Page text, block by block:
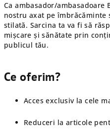
Ca ambasador/ambasadoare
nostru axat pe
stilată. Sarcina ta va fi să
mișcare și sănătate prin
publicul tău.
Ce oferim?
Acces exclusiv la cele
Reduceri la articole